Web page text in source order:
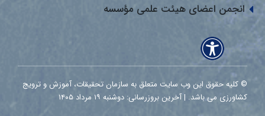
انجمن اعضای هیئت علمی مؤسسه
© کلیه حقوق این وب سایت متعلق به سازمان تحقیقات، آموزش و ترویج
کشاورزی می باشد. | آخرین بروزرسانی: دوشنبه ۱۹ مرداد ۱۴۰۵